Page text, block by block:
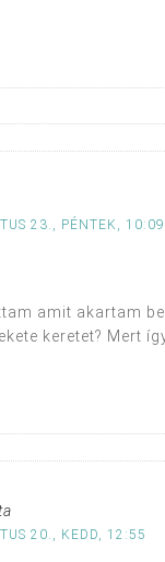
23., PÉNTEK, 10:09
amit akartam
keretet? Mert
20., KEDD, 12:55